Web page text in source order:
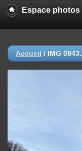
Espace
Accueil / IMG